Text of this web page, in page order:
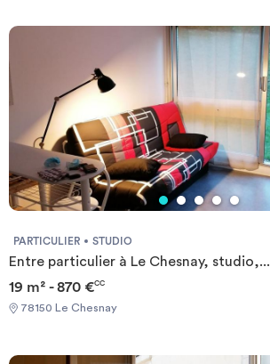
PARTICULIER STUDIO
Entre particulier à Le Chesnay, studio,...
19 m² - 870 €CC
78150 Le Chesnay